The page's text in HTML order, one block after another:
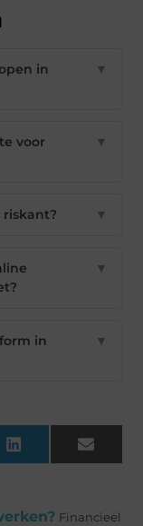
in
▼
voor
▼
riskant? ▼
▼
in
▼
LinkedIn Email
Financieel